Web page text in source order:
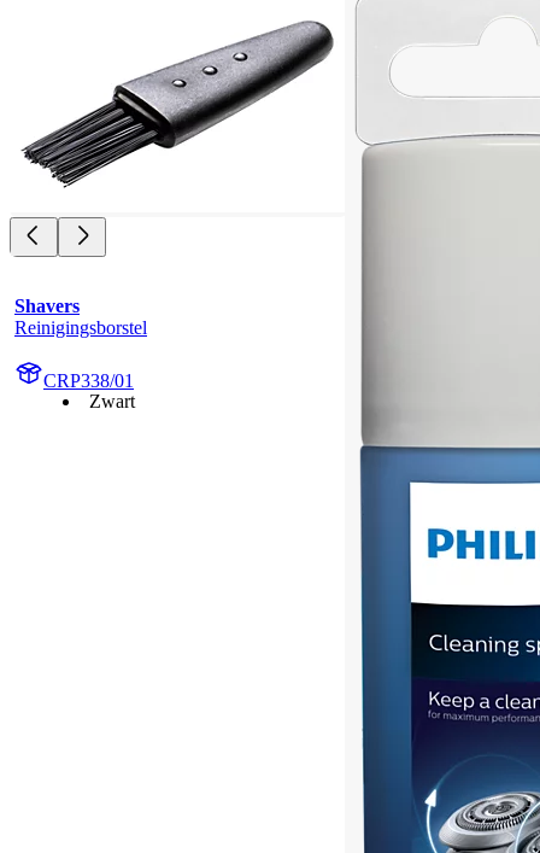
Shavers
Reinigingsborstel
CRP338/01
Zwart